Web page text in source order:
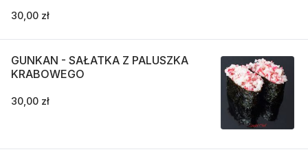
30,00 zł
GUNKAN - SAŁATKA Z PALUSZKA
KRABOWEGO
30,00 zł